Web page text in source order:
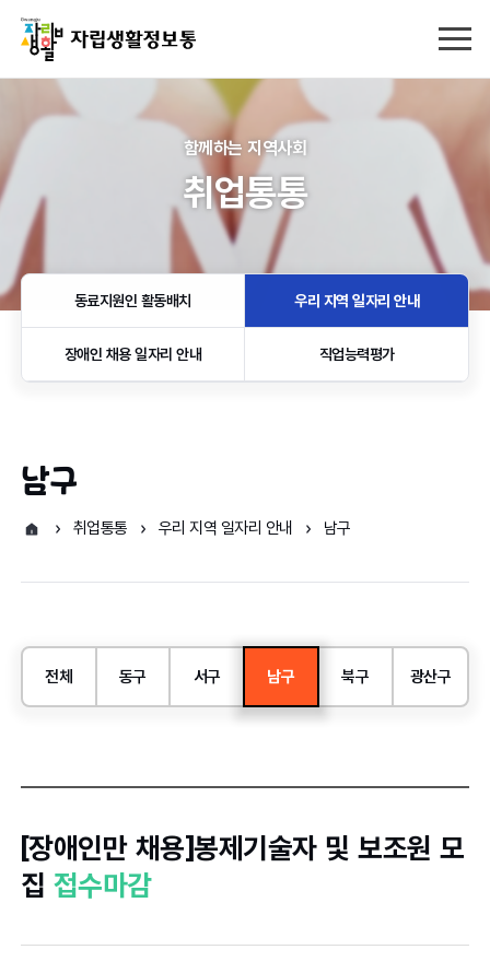
함께하는 지역사회
취업통통
동료지원인 활동배치 우리 지역 일자리 안내
장애인 채용 일자리 안내 직업능력평가
남구
취업통통 우리 지역 일자리 안내 남구
전체 동구 서구 남구 북구 광산구
[장애인만 채용]봉제기술자 및 보조원 모
집 접수마감